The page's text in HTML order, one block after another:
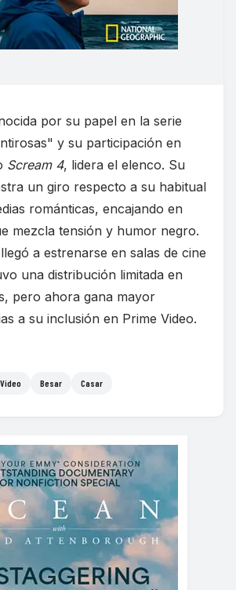
por su papel en la serie
y su participación en
Scream 4, lidera el elenco. Su
un giro respecto a su habitual
románticas, encajando en
mezcla tensión y humor negro.
a estrenarse en salas de cine
una distribución limitada en
pero ahora gana mayor
a su inclusión en Prime Video.
Video Besar Casar